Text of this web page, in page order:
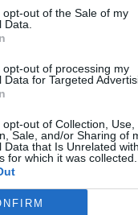
opt-out of the Sale of my
Data.
opt-out of processing my
Data for Targeted
out of Collection, Use,
Sale, and/or Sharing of
Data that Is Unrelated
for which it was collected.
στις